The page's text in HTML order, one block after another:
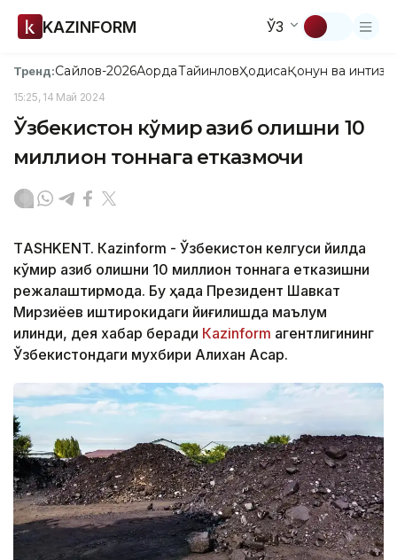
KAZINFORM ЎЗ
Тренд:Сайлов-2026АқордаТайинловҲодисаҚонун ва
15:25, 14 Май 2024
Ўзбекистон кўмир қазиб олишни 10
миллион тоннага етказмоқчи
ТASHKENT. Кazinform - Ўзбекистон келгуси йилда
кўмир қазиб олишни 10 миллион тоннага етказишни
режалаштирмоқда. Бу ҳақда Президент Шавкат
Мирзиёев иштирокидаги йиғилишда маълум
қилинди, дея хабар беради Каzinform агентлигининг
Ўзбекистондаги мухбири Алихан Асқар.